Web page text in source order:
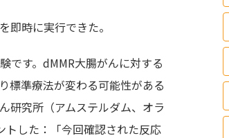
即時に実行できた。
です。dMMR大腸がんに対する
標準療法が変わる可能性がある
研究所（アムステルダム、オラ
した：「今回確認された反応